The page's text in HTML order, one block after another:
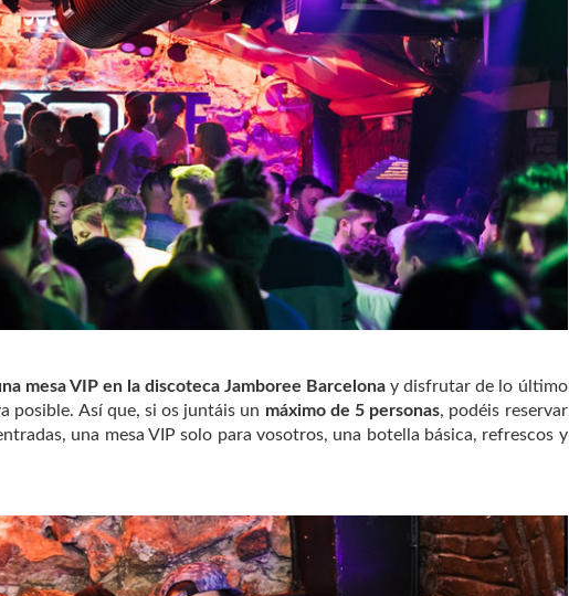
mesa VIP en la discoteca Jamboree Barcelona y disfrutar de lo último
posible. Así que, si os juntáis un máximo de 5 personas, podéis reservar
una mesa VIP solo para vosotros, una botella básica, refrescos y